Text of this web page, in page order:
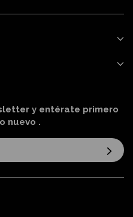
y entérate primero
nuevo .